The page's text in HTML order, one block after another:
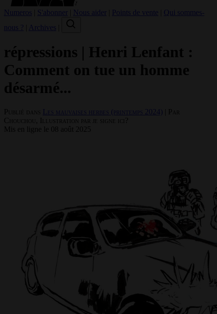
Numeros S'abonner Nous aider Points de vente
Qui sommes-
nous ?
Archives
répressions | Henri Lenfant :
Comment on tue un homme
désarmé...
Publié dans Les mauvaises herbes (printemps 2024) | Par
Chouchou, Illustration par je signe ici?
Mis en ligne le 08 août 2025